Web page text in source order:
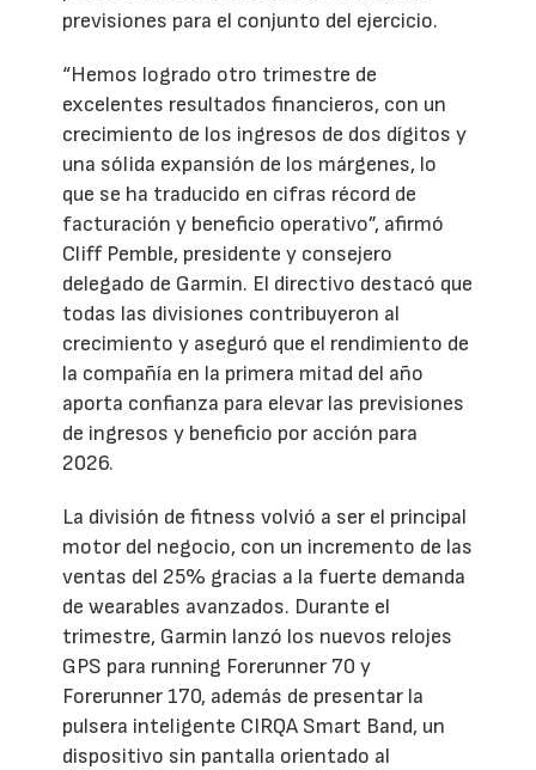
previsiones para el conjunto del ejercicio.
“Hemos logrado otro trimestre de
excelentes resultados financieros, con un
crecimiento de los ingresos de dos dígitos y
una sólida expansión de los márgenes, lo
que se ha traducido en cifras récord de
facturación y beneficio operativo”, afirmó
Cliff Pemble, presidente y consejero
delegado de Garmin. El directivo destacó que
todas las divisiones contribuyeron al
crecimiento y aseguró que el rendimiento de
la compañía en la primera mitad del año
aporta confianza para elevar las previsiones
de ingresos y beneficio por acción para
2026.
La división de fitness volvió a ser el principal
motor del negocio, con un incremento de las
ventas del 25% gracias a la fuerte demanda
de wearables avanzados. Durante el
trimestre, Garmin lanzó los nuevos relojes
GPS para running Forerunner 70 y
Forerunner 170, además de presentar la
pulsera inteligente CIRQA Smart Band, un
dispositivo sin pantalla orientado al